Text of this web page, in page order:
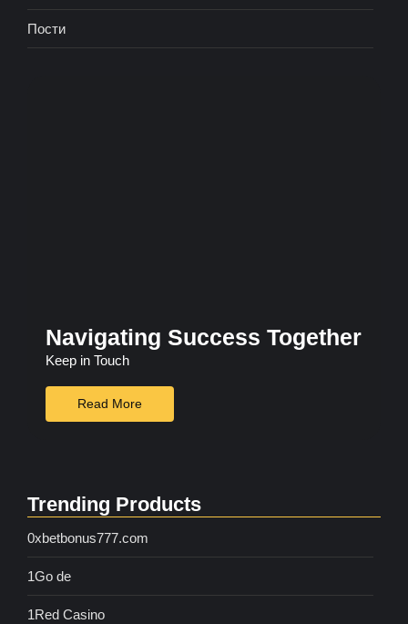
Пости
Navigating Success Together
Keep in Touch
Read More
Trending Products
0xbetbonus777.com
1Go de
1Red Casino